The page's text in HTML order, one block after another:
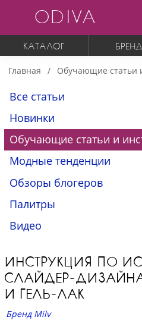
ODIVA
КАТАЛОГ
Главная Обучающие статьи
Все статьи
Новинки
Обучающие статьи и
Модные тенденции
Обзоры блогеров
Палитры
Видео
ИНСТРУКЦИЯ ПО
СЛАЙДЕР-
И ГЕЛЬ-ЛАК
Бренд Milv